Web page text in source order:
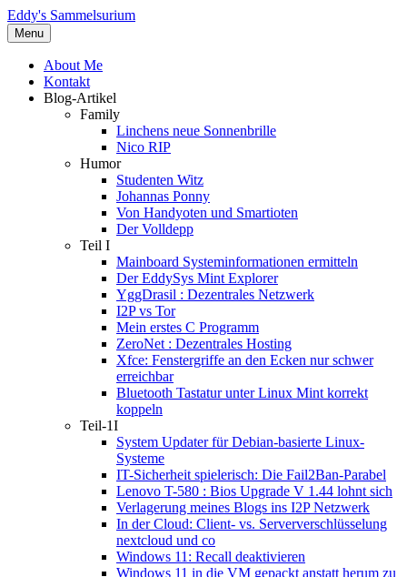
Eddy's Sammelsurium
Menu
About Me
Kontakt
Blog-Artikel
Family
Linchens neue Sonnenbrille
Nico RIP
Humor
Studenten Witz
Johannas Ponny
Von Handyoten und Smartioten
Der Volldepp
Teil I
Mainboard Systeminformationen ermitteln
Der EddySys Mint Explorer
YggDrasil : Dezentrales Netzwerk
I2P vs Tor
Mein erstes C Programm
ZeroNet : Dezentrales Hosting
Xfce: Fenstergriffe an den Ecken nur schwer
erreichbar
Bluetooth Tastatur unter Linux Mint korrekt
koppeln
Teil-1I
System Updater für Debian-basierte Linux-
Systeme
IT-Sicherheit spielerisch: Die Fail2Ban-Parabel
Lenovo T-580 : Bios Upgrade V 1.44 lohnt sich
Verlagerung meines Blogs ins I2P Netzwerk
In der Cloud: Client- vs. Serververschlüsselung
nextcloud und co
Windows 11: Recall deaktivieren
Windows 11 in die VM gepackt anstatt herum zu